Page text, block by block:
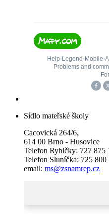
Sídlo mateřské školy
Cacovická 264/6,
614 00 Brno - Husovice
Telefon Rybičky: 727 875
Telefon Sluníčka: 725 800
email: ms@zsnamrep.cz